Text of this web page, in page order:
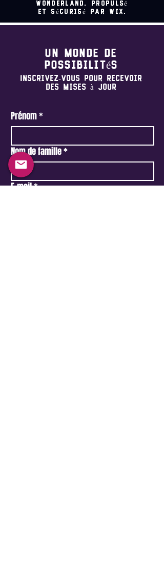
Wonderland. Propulsé
et sécurisé par Wix.
Un monde de
possibilités
Inscrivez-vous pour recevoir
des mises à jour
Prénom*
Nom de famille*
E-mail*